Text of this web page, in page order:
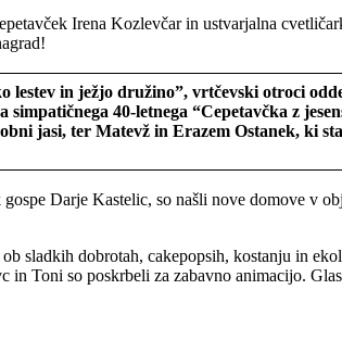
Irena Kozlevčar in ustvarjalna
lestev in ježjo družino”, vrtčevski otroci
40-letnega “Cepetavčka z
jasi, ter Matevž in Erazem Ostanek, ki
Darje Kastelic, so našli nove domove v
sladkih dobrotah, cakepopsih, kostanju in
Toni so poskrbeli za zabavno animacijo.